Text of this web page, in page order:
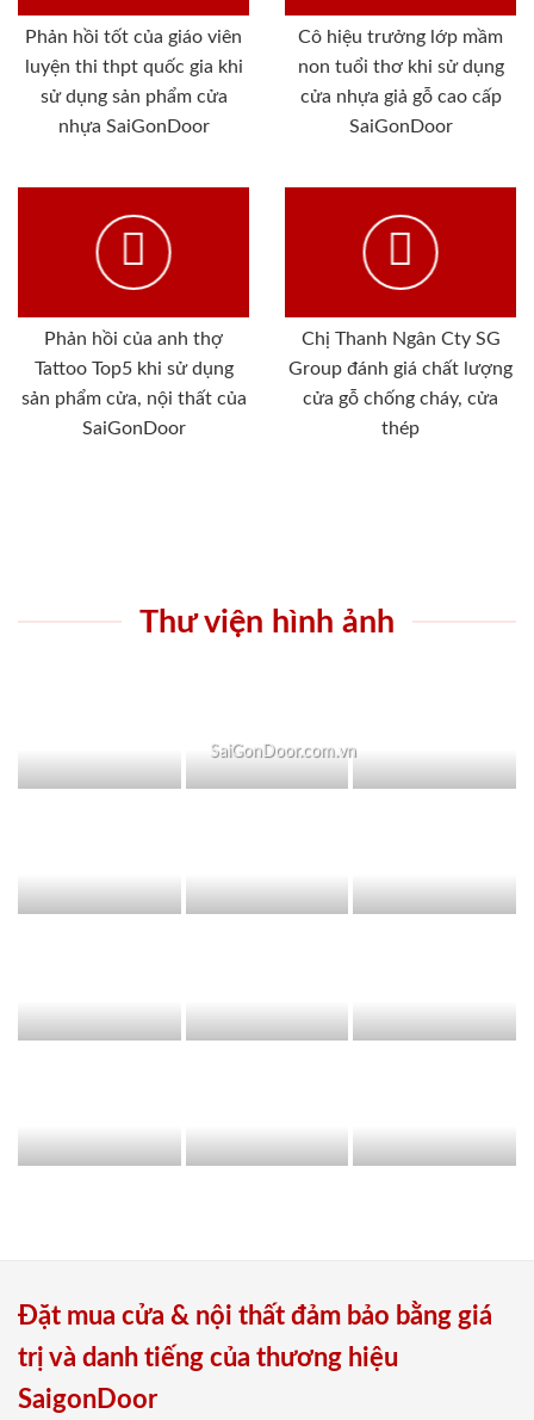
Phản hồi tốt của giáo viên
luyện thi thpt quốc gia khi
sử dụng sản phẩm cửa
nhựa SaiGonDoor
Cô hiệu trưởng lớp mầm
non tuổi thơ khi sử dụng
cửa nhựa giả gỗ cao cấp
SaiGonDoor
Phản hồi của anh thợ
Tattoo Top5 khi sử dụng
sản phẩm cửa, nội thất của
SaiGonDoor
Chị Thanh Ngân Cty SG
Group đánh giá chất lượng
cửa gỗ chống cháy, cửa
thép
Thư viện hình ảnh
SaiGonDoor.com.vn
Đặt mua cửa & nội thất đảm bảo bằng giá
trị và danh tiếng của thương hiệu
SaigonDoor